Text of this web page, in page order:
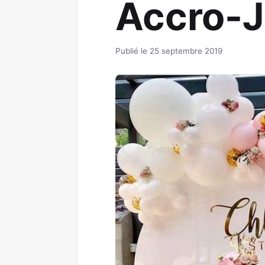
Accro-
Publié le 25 septembre 2019